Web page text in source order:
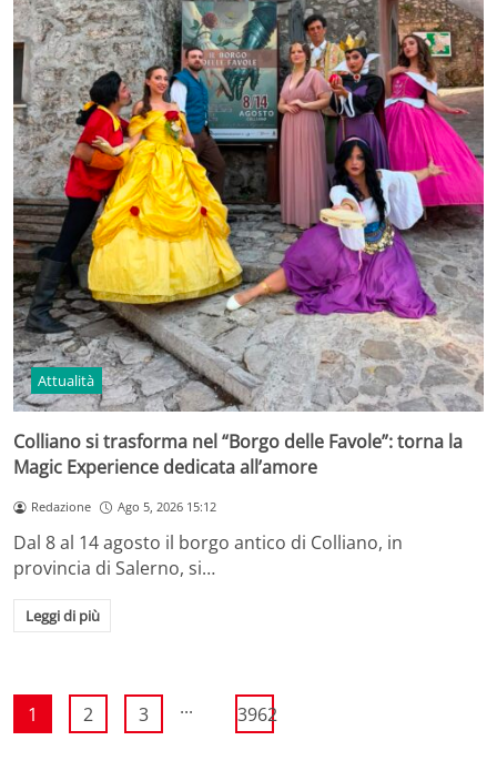
Attualità
Colliano si trasforma nel “Borgo delle Favole”: torna la
Magic Experience dedicata all’amore
Redazione Ago 5, 2026 15:12
Dal 8 al 14 agosto il borgo antico di Colliano, in
provincia di Salerno, si…
Leggi di più
1 2 3 ... 3962